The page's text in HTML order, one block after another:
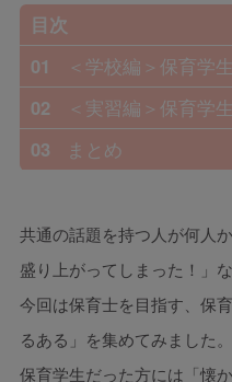
目次
01
＜学校編＞保育学
02
＜実習編＞保育学
03
まとめ
共通の話題を持つ人が何人
盛り上がってしまった！」
今回は保育士を目指す、保
るある」を集めてみました。
保育学生だった方には「懐